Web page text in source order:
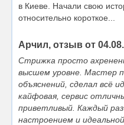
в Киеве. Начали свою
относительно короткое...
Арчил, отзыв от
Стрижка просто
высшем уровне. Мастер
объяснений, сделал всё
кайфовая, сервис
приветливый. Каждый
настроением и